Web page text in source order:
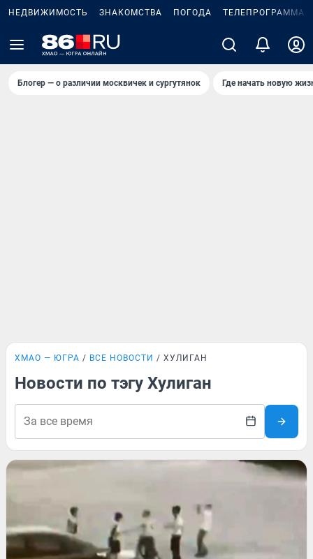
НЕДВИЖИМОСТЬ ЗНАКОМСТВА ПОГОДА ТЕЛЕПРОГРАММА
Блогер — о различии москвичек и сургутянок Где начать новую
ХМАО — ЮГРА ВСЕ НОВОСТИ ХУЛИГАН
Новости по тэгу Хулиган